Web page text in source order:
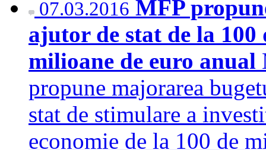
07.03.2016 MFP
ajutor de stat de la 100
milioane de euro anual
propune majorarea
stat de stimulare a
economie de la 100 de